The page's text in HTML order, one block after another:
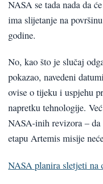
NASA se tada nada da
ima slijetanje na
godine.
No, kao što je slučaj
pokazao, navedeni
ovise o tijeku i uspjehu
napretku tehnologije.
NASA-inih revizora –
etapu Artemis misije
NASA planira sletjeti na